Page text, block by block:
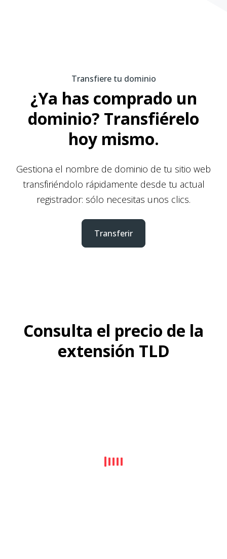
Transfiere tu dominio
¿Ya has comprado un
dominio? Transfiérelo
hoy mismo.
Gestiona el nombre de dominio de tu sitio web
transfiriéndolo rápidamente desde tu actual
registrador: sólo necesitas unos clics.
Transferir
Consulta el precio de la
extensión TLD